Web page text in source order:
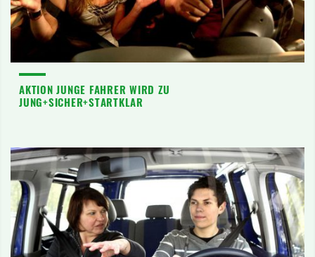
AKTION JUNGE FAHRER WIRD ZU
JUNG+SICHER+STARTKLAR